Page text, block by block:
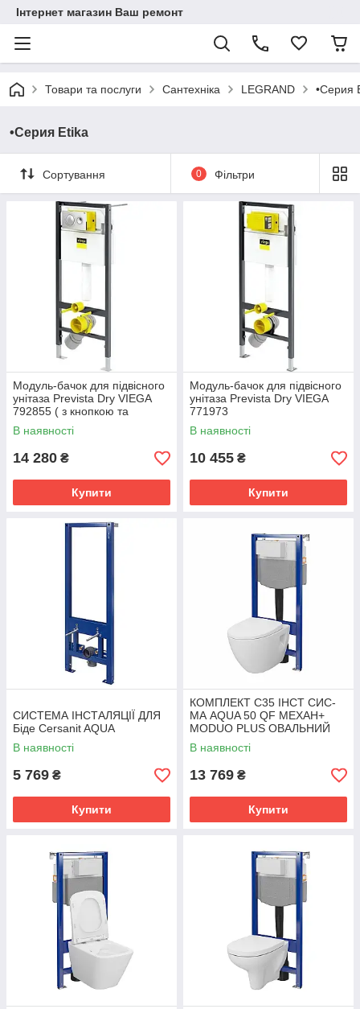
Інтернет магазин Ваш ремонт
Товари та послуги Сантехніка LEGRAND •Серия
•Серия Etika
Сортування 0 Фільтри
Модуль-бачок для підвісного
унітаза Prevista Dry VIEGA
792855 ( з кнопкою та
кріпленням)
В наявності
14 280 ₴
Купити
Модуль-бачок для підвісного
унітаза Prevista Dry VIEGA
771973
В наявності
10 455 ₴
Купити
СИСТЕМА ІНСТАЛЯЦІЇ ДЛЯ
Біде Cersanit AQUA
В наявності
5 769 ₴
Купити
КОМПЛЕКТ С35 ІНСТ СИС-
МА AQUA 50 QF MEХАН+
MODUO PLUS ОВАЛЬНИЙ
CLEANON з сид дюр ліфт
БЕЗ КНОПКИ
В наявності
13 769 ₴
Купити